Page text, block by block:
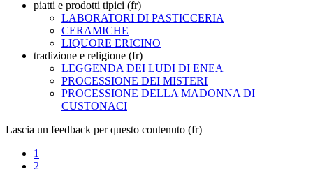
piatti e prodotti tipici (fr)
LABORATORI DI PASTICCERIA
CERAMICHE
LIQUORE ERICINO
tradizione e religione (fr)
LEGGENDA DEI LUDI DI ENEA
PROCESSIONE DEI MISTERI
PROCESSIONE DELLA MADONNA DI
CUSTONACI
Lascia un feedback per questo contenuto (fr)
1
2